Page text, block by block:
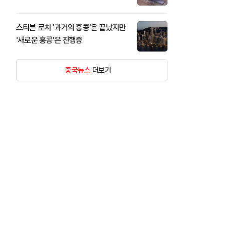
스티븐 로치 '과거의 홍콩'은 끝났지만
'새로운 홍콩'은 진행중
중국뉴스더보기